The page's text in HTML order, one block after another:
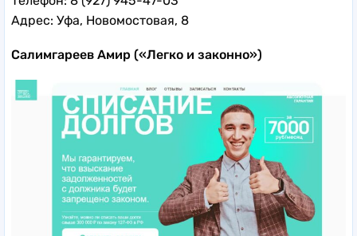
Адрес: Уфа, Новомостовая, 8
Салимгареев Амир («Легко и законно»)